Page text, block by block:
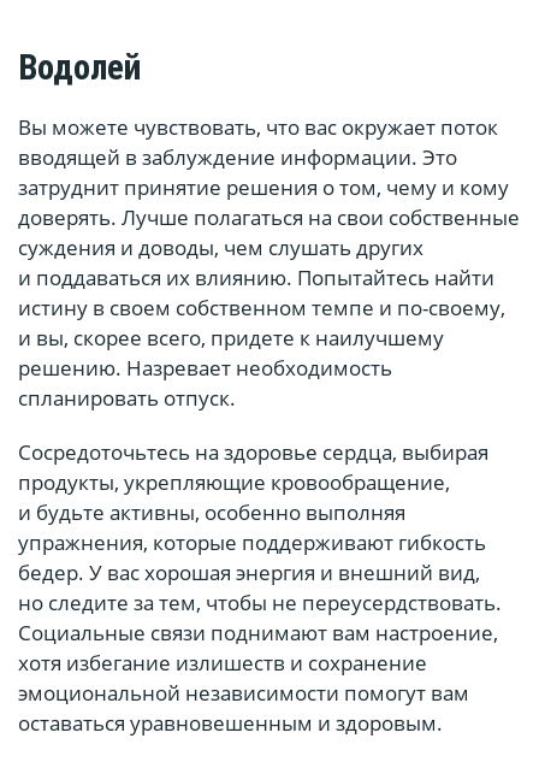
Водолей
Вы можете чувствовать, что вас окружает поток
вводящей в заблуждение информации. Это
затруднит принятие решения о том, чему и кому
доверять. Лучше полагаться на свои собственные
суждения и доводы, чем слушать других
и поддаваться их влиянию. Попытайтесь найти
истину в своем собственном темпе и по-своему,
и вы, скорее всего, придете к наилучшему
решению. Назревает необходимость
спланировать отпуск.
Сосредоточьтесь на здоровье сердца, выбирая
продукты, укрепляющие кровообращение,
и будьте активны, особенно выполняя
упражнения, которые поддерживают гибкость
бедер. У вас хорошая энергия и внешний вид,
но следите за тем, чтобы не переусердствовать.
Социальные связи поднимают вам настроение,
хотя избегание излишеств и сохранение
эмоциональной независимости помогут вам
оставаться уравновешенным и здоровым.